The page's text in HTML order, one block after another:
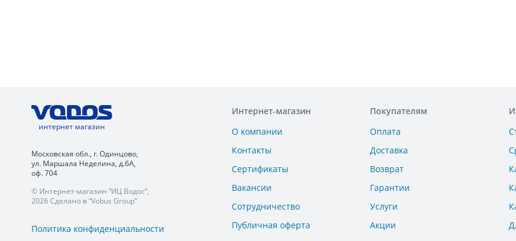
интернет магазин
Московская обл., г. Одинцово,
ул. Маршала Неделина, д.6А,
оф. 704
© Интернет-магазин “ИЦ Водос”,
2026 Сделано в “Vobus Group”
Политика конфиденциальности
Интернет-магазин
О компании
Контакты
Сертификаты
Вакансии
Сотрудничество
Публичная оферта
Покупателям
Оплата
Доставка
Возврат
Гарантии
Услуги
Акции